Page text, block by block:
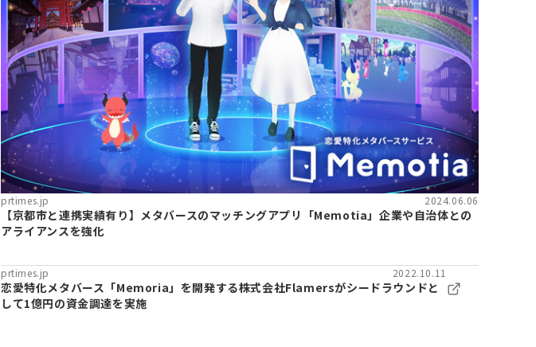
prtimes.jp 2024.06.06
【京都市と連携実績有り】メタバースのマッチングアプリ「Memotia」企業や自治体との
アライアンスを強化
prtimes.jp 2022.10.11
恋愛特化メタバース「Memoria」を開発する株式会社Flamersがシードラウンドと
して1億円の資金調達を実施